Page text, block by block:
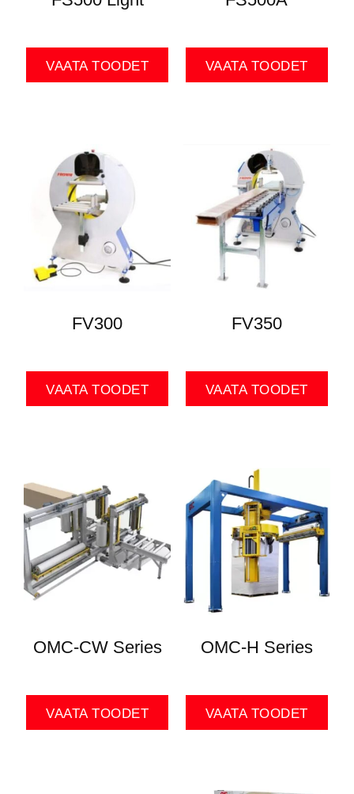
VAATA TOODET VAATA TOODET
FV300
VAATA TOODET
FV350
VAATA TOODET
OMC-CW Series
VAATA TOODET
OMC-H Series
VAATA TOODET